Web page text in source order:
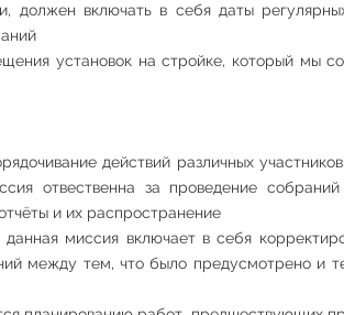
должен включать в себя даты
установок на стройке, который мы
действий различных
отвественна за проведение
и их распространение
миссия включает в себя
между тем, что было предусмотрено и